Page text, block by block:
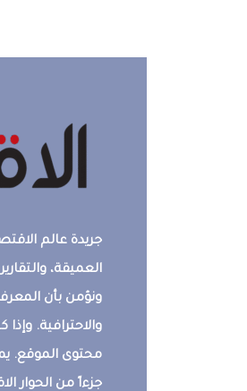
جريدة عالم
العميقة،
ونؤمن بأن
والاحترافية.
محتوى الموقع.
جزءاً من الحوار